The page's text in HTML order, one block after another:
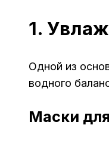
1.
Одной из
водного
Маски